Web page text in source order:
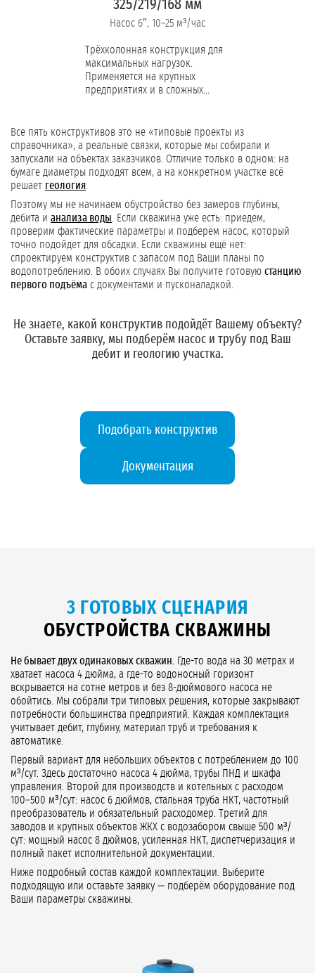
325/219/168 мм
Насос 6″, 10–25 м³/час
Трёхколонная конструкция для
максимальных нагрузок.
Применяется на крупных
предприятиях и в сложных
Все пять конструктивов это не «типовые проекты из
справочника», а реальные связки, которые мы собирали и
запускали на объектах заказчиков. Отличие только в одном: на
бумаге диаметры подходят всем, а на конкретном участке всё
решает геология
Поэтому мы не начинаем обустройство без замеров глубины,
дебита и анализа воды . Если скважина уже есть: приедем,
проверим фактические параметры и подберём насос, который
точно подойдет для обсадки. Если скважины ещё нет:
спроектируем конструктив с запасом под Ваши планы по
водопотреблению. В обоих случаях Вы получите готовую станцию
первого подъёма с документами и пусконаладкой.
Не знаете, какой конструктив подойдёт Вашему объекту?
Оставьте заявку, мы подберём насос и трубу под Ваш
дебит и геологию участка.
Подобрать конструктив
Документация
3 ГОТОВЫХ СЦЕНАРИЯ
ОБУСТРОЙСТВА СКВАЖИНЫ
Не бывает двух одинаковых скважин.
Где-то вода на 30 метрах и
хватает насоса 4 дюйма, а где-то водоносный горизонт
вскрывается на сотне метров и без 8-дюймового насоса не
обойтись. Мы собрали три типовых решения, которые закрывают
потребности большинства предприятий. Каждая комплектация
учитывает дебит, глубину, материал труб и требования к
автоматике.
Первый вариант для небольших объектов с потреблением до 100
м³/сут. Здесь достаточно насоса 4 дюйма, трубы ПНД и шкафа
управления. Второй для производств и котельных с расходом
100–500 м³/сут: насос 6 дюймов, стальная труба НКТ, частотный
преобразователь и обязательный расходомер. Третий для
заводов и крупных объектов ЖКХ с водозабором свыше 500 м³/
сут: мощный насос 8 дюймов, усиленная НКТ, диспетчеризация и
полный пакет исполнительной документации.
Ниже подробный состав каждой комплектации. Выберите
подходящую или оставьте заявку — подберём оборудование под
Ваши параметры скважины.